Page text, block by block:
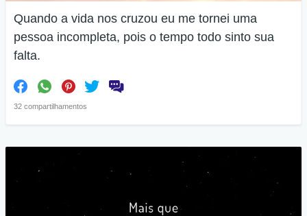
Quando a vida nos cruzou eu me tornei uma
pessoa incompleta, pois o tempo todo sinto sua
falta.
32 compartilhamentos